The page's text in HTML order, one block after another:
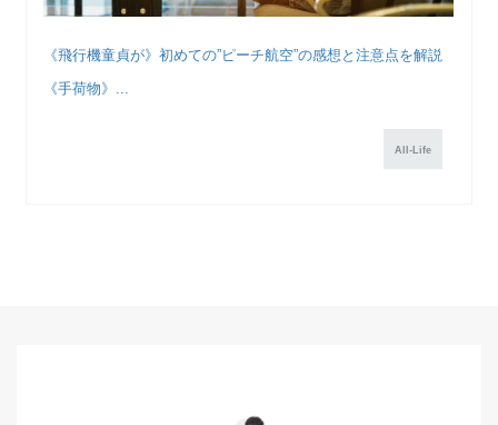
《飛行機童貞が》初めての”ピーチ航空”の感想と注意点を解説
《手荷物》...
All-Life